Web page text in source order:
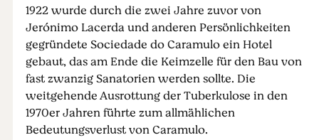
1922 wurde durch die zwei Jahre zuvor von
Jerónimo Lacerda und anderen Persönlichkeiten
gegründete Sociedade do Caramulo ein Hotel
gebaut, das am Ende die Keimzelle für den Bau von
fast zwanzig Sanatorien werden sollte. Die
weitgehende Ausrottung der Tuberkulose in den
1970er Jahren führte zum allmählichen
Bedeutungsverlust von Caramulo.